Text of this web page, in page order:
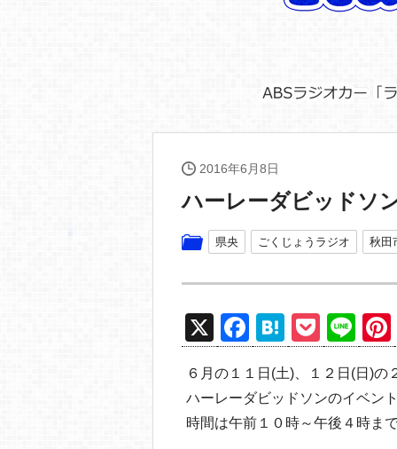
2016年6月8日
ハーレーダビッドソ
県央 ごくじょうラジオ 秋田
X
F
a
c
e
H
at
e
n
P
o
ck
et
Li
n
e
６月の１１日(土)、１２日(日)
ハーレーダビッドソンのイベン
時間は午前１０時～午後４時ま